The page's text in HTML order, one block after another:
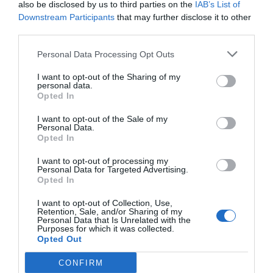
also be disclosed by us to third parties on the IAB’s List of
Downstream Participants that may further disclose it to other
Personal Data Processing Opt Outs
I want to opt-out of the Sharing of my
personal data.
Opted In
I want to opt-out of the Sale of my
Personal Data.
Opted In
I want to opt-out of processing my
Personal Data for Targeted Advertising.
Opted In
I want to opt-out of Collection, Use,
Retention, Sale, and/or Sharing of my
Personal Data that Is Unrelated with the
Purposes for which it was collected.
Opted Out
CONFIRM